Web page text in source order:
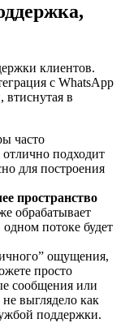
клиентов.
с WhatsApp
втиснутая в
часто
подходит
для построения
пространство
обрабатывает
потоке будет
ощущения,
просто
сообщения или
выглядело как
поддержки.